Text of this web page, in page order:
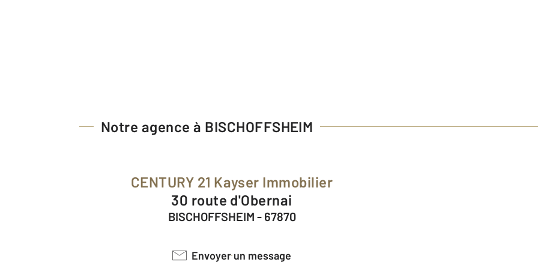
Notre agence à BISCHOFFSHEIM
CENTURY 21 Kayser Immobilier
30 route d'Obernai
BISCHOFFSHEIM - 67870
Envoyer un message